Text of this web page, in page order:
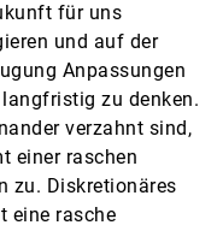
für uns
und auf der
Anpassungen
zu denken.
verzahnt sind,
einer raschen
zu. Diskretionäres
eine rasche